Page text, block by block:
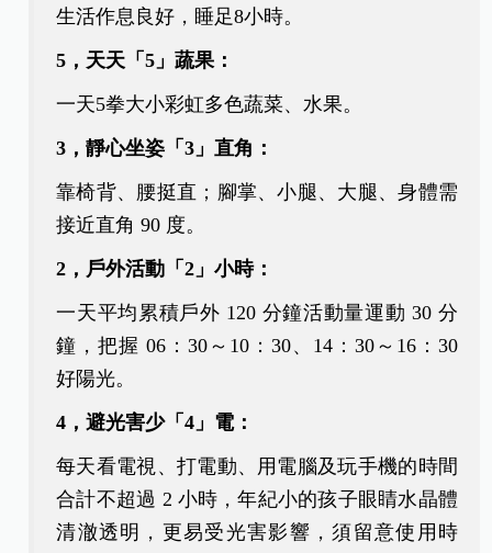
生活作息良好，睡足8小時。
5，天天「5」蔬果：
一天5拳大小彩虹多色蔬菜、水果。
3，靜心坐姿「3」直角：
靠椅背、腰挺直；腳掌、小腿、大腿、身體需
接近直角 90 度。
2，戶外活動「2」小時：
一天平均累積戶外 120 分鐘活動量運動 30 分
鐘，把握 06：30～10：30、14：30～16：30
好陽光。
4，避光害少「4」電：
每天看電視、打電動、用電腦及玩手機的時間
合計不超過 2 小時，年紀小的孩子眼睛水晶體
清澈透明，更易受光害影響，須留意使用時